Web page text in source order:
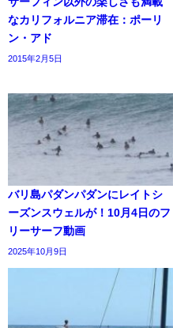
なカリフォルニア滞在：ポーリ
ン・アド
2015年2月5日
バリ島パダンパダンにレイトシ
ーズンスウェルが！10月4日のフ
リーサーフ動画
2025年10月9日